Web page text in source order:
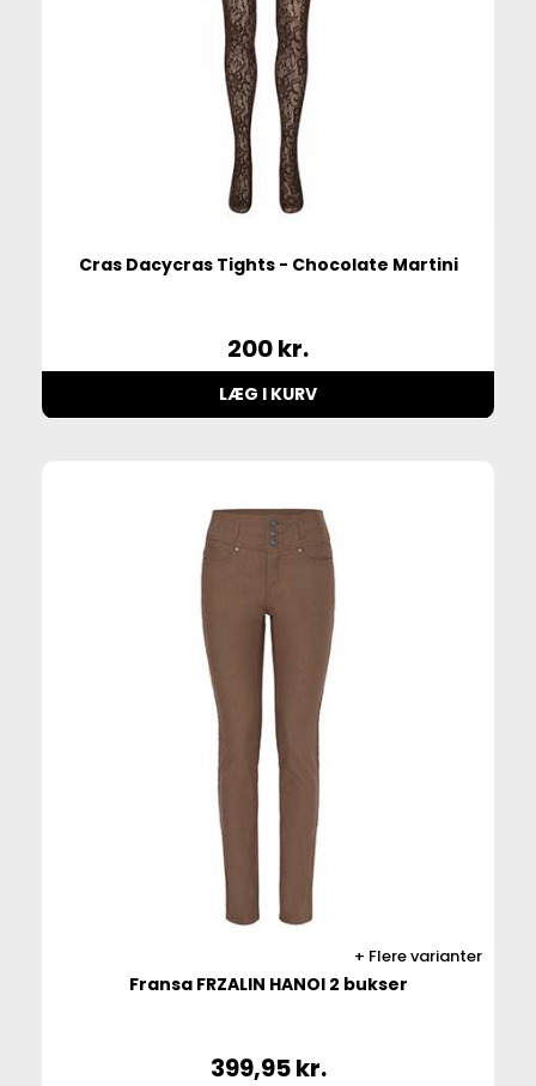
Cras Dacycras Tights - Chocolate Martini
200kr.
LÆG I KURV
Flere varianter
Fransa FRZALIN HANOI 2 bukser
399,95kr.